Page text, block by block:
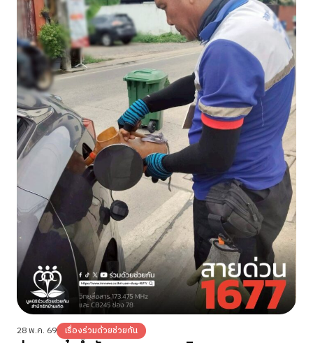
28 พ.ค. 69 เรื่องร่วมด้วยช่วยกัน